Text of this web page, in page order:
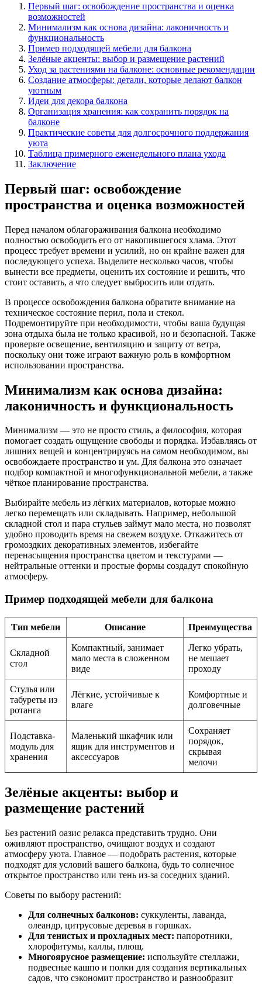
Первый шаг: освобождение пространства и оценка
возможностей
Минимализм как основа дизайна: лаконичность и
функциональность
Пример подходящей мебели для балкона
Зелёные акценты: выбор и размещение растений
Уход за растениями на балконе: основные рекомендации
Создание атмосферы: детали, которые делают балкон
уютным
Идеи для декора балкона
Организация хранения: как сохранить порядок на
балконе
Практические советы для долгосрочного поддержания
уюта
Таблица примерного еженедельного плана ухода
Заключение
Первый шаг: освобождение
пространства и оценка возможностей
Перед началом облагораживания балкона необходимо
полностью освободить его от накопившегося хлама. Этот
процесс требует времени и усилий, но он крайне важен для
последующего успеха. Выделите несколько часов, чтобы
вынести все предметы, оценить их состояние и решить, что
стоит оставить, а что следует выбросить или отдать.
В процессе освобождения балкона обратите внимание на
техническое состояние перил, пола и стекол.
Подремонтируйте при необходимости, чтобы ваша будущая
зона отдыха была не только красивой, но и безопасной. Также
проверьте освещение, вентиляцию и защиту от ветра,
поскольку они тоже играют важную роль в комфортном
использовании пространства.
Минимализм как основа дизайна:
лаконичность и функциональность
Минимализм — это не просто стиль, а философия, которая
помогает создать ощущение свободы и порядка. Избавляясь от
лишних вещей и концентрируясь на самом необходимом, вы
освобождаете пространство и ум. Для балкона это означает
подбор компактной и многофункциональной мебели, а также
чёткое планирование пространства.
Выбирайте мебель из лёгких материалов, которые можно
легко перемещать или складывать. Например, небольшой
складной стол и пара стульев займут мало места, но позволят
удобно проводить время на свежем воздухе. Откажитесь от
громоздких декоративных элементов, избегайте
перенасыщения пространства цветом и текстурами —
нейтральные оттенки и простые формы создадут спокойную
атмосферу.
Пример подходящей мебели для балкона
Тип мебели Описание Преимущества
Складной
стол
Компактный, занимает
мало места в сложенном
виде
Легко убрать,
не мешает
проходу
Стулья или
табуреты из
ротанга
Лёгкие, устойчивые к
влаге
Комфортные и
долговечные
Подставка-
модуль для
хранения
Маленький шкафчик или
ящик для инструментов и
аксессуаров
Сохраняет
порядок,
скрывая
мелочи
Зелёные акценты: выбор и
размещение растений
Без растений оазис релакса представить трудно. Они
оживляют пространство, очищают воздух и создают
атмосферу уюта. Главное — подобрать растения, которые
подходят для условий вашего балкона, будь то солнечное
открытое пространство или тень из-за соседних зданий.
Советы по выбору растений:
Для солнечных балконов: суккуленты, лаванда,
олеандр, цитрусовые деревья в горшках.
Для тенистых и прохладных мест: папоротники,
хлорофитумы, каллы, плющ.
Многоярусное размещение: используйте стеллажи,
подвесные кашпо и полки для создания вертикальных
садов, что сэкономит пространство и разнообразит